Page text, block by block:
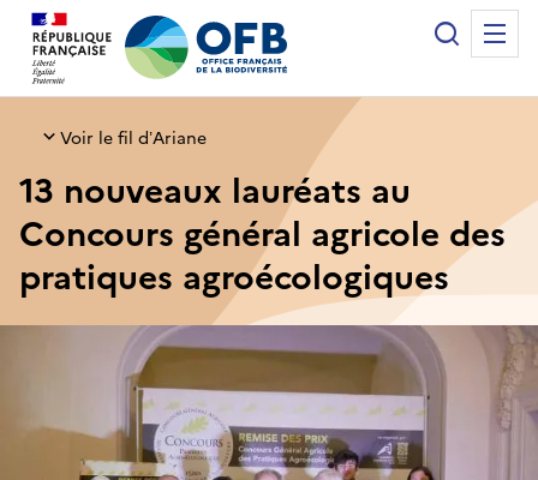
Office français de la biodiversité
Recherche
Voir le fil d’Ariane
13 nouveaux lauréats au
Concours général agricole des
pratiques agroécologiques
Panneau de gestion des cookies